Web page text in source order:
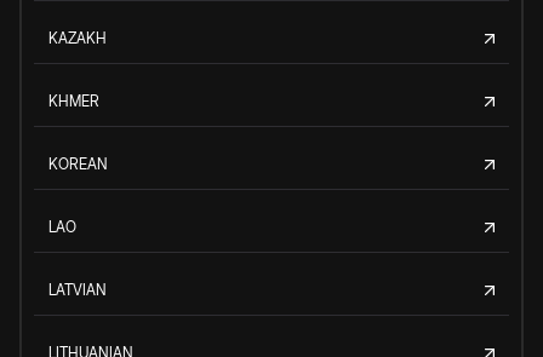
KAZAKH
KHMER
KOREAN
LAO
LATVIAN
LITHUANIAN